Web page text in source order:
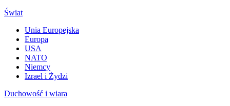
Świat
Unia Europejska
Europa
USA
NATO
Niemcy
Izrael i Żydzi
Duchowość i wiara